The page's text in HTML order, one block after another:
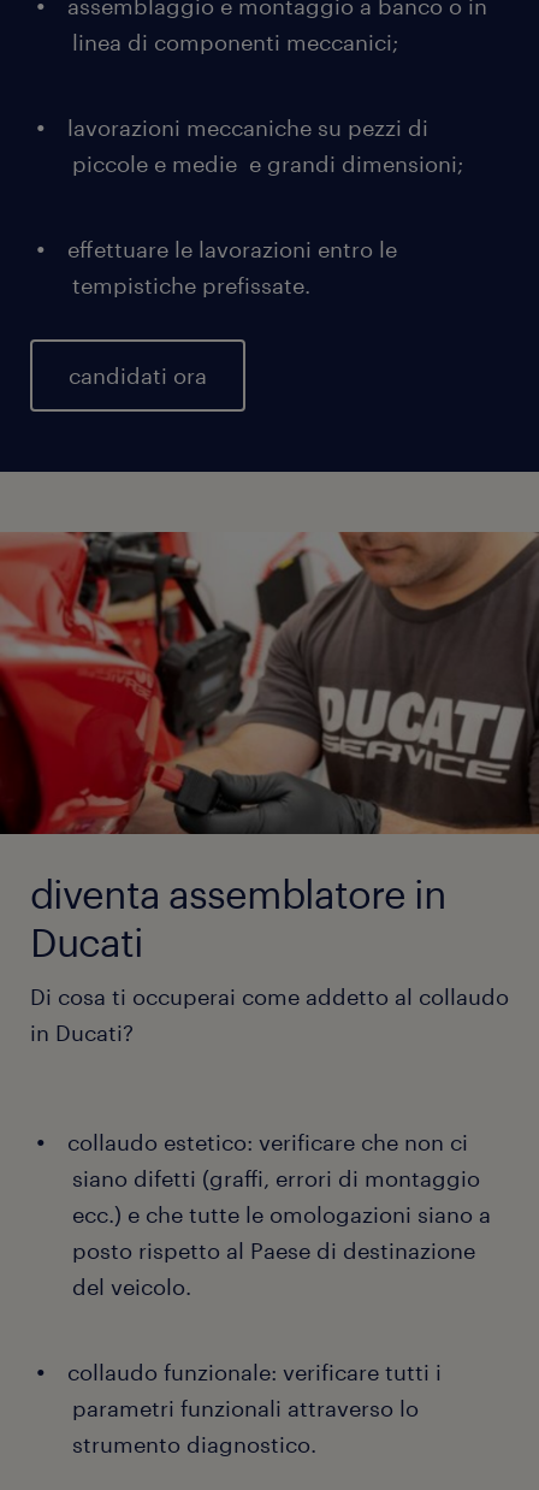
assemblaggio e montaggio a banco o in
linea di componenti meccanici;
lavorazioni meccaniche su pezzi di
piccole e medie e grandi dimensioni;
effettuare le lavorazioni entro le
tempistiche prefissate.
candidati ora
diventa assemblatore in
Ducati
Di cosa ti occuperai come addetto al collaudo
in Ducati?
collaudo estetico: verificare che non ci
siano difetti (graffi, errori di montaggio
ecc.) e che tutte le omologazioni siano a
posto rispetto al Paese di destinazione
del veicolo.
collaudo funzionale: verificare tutti i
parametri funzionali attraverso lo
strumento diagnostico.